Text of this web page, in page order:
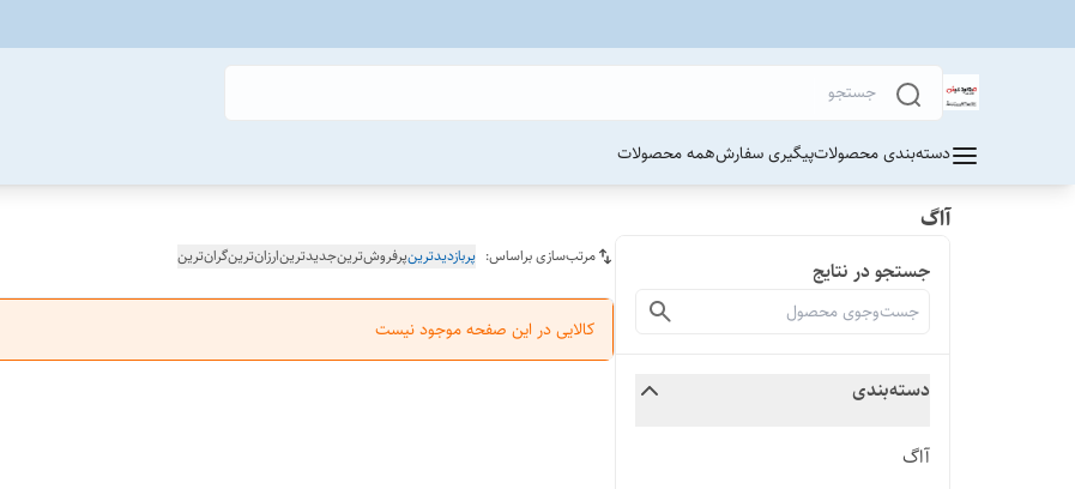
دسته‌بندی محصولاتپیگیری سفارشهمه محصولات
آاگ
جستجو در نتایج
دسته‌بندی
آاگ
مرتب‌سازی براساس: پربازدیدترینپرفروش‌ترینجدیدترینارزان‌ترینگران‌ترین
کالایی در این صفحه موجود نیست